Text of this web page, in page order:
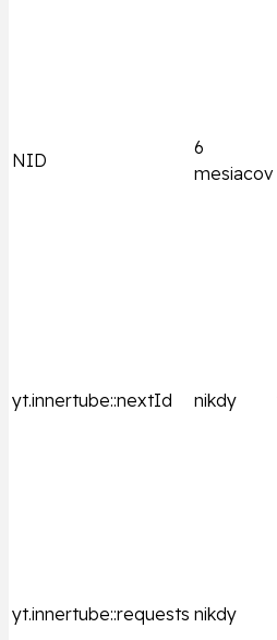
NID
6
mesiacov
yt.innertube::nextId nikdy
yt.innertube::requests nikdy